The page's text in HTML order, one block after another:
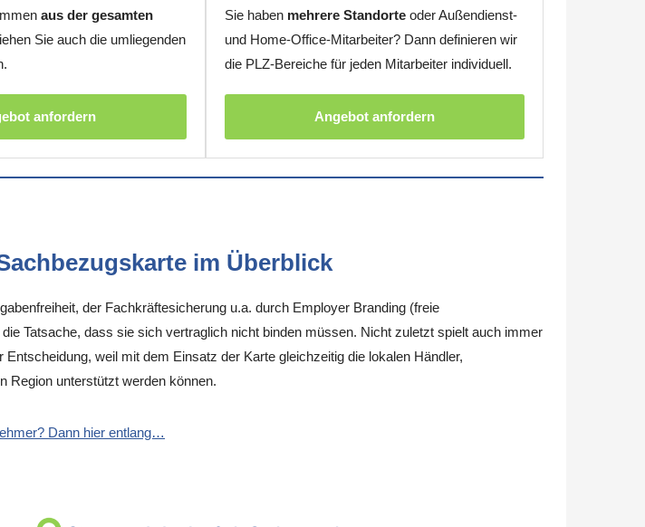
aus der gesamten
Sie auch die umliegenden
anfordern
Sie haben mehrere Standorteoder Außendienst-
und Home-Office-Mitarbeiter? Dann definieren wir
die PLZ-Bereiche für jeden Mitarbeiter individuell.
Angebot anfordern
im Überblick
der Fachkräftesicherung u.a. durch Employer Branding (freie
Tatsache, dass sie sich vertraglich nicht binden müssen. Nicht zuletzt spielt auch immer
weil mit dem Einsatz der Karte gleichzeitig die lokalen Händler,
Region unterstützt werden können.
Dann hier entlang…